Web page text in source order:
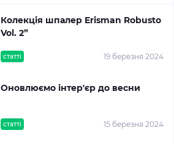
статті 19 березня 2024
Колекція шпалер Erisman Robusto
Vol. 2”
статті 15 березня 2024
Оновлюємо інтер'єр до весни